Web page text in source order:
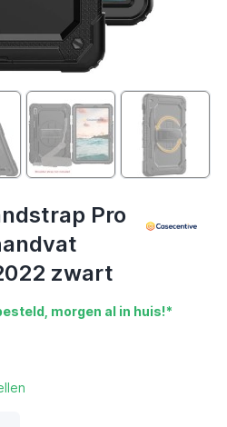
Pro
zwart
morgen al in huis!*